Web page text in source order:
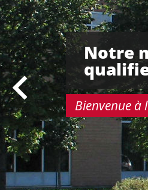
Notre
Bienvenue à